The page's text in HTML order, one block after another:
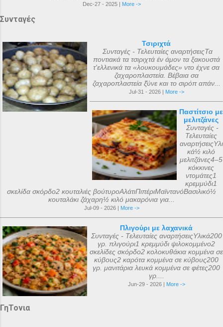
Dec-27 - 2025 | More ->
Συνταγές
Τσιριχτά
Συνταγές - Τελευταίες αναρτήσειςΤα
ποντιακά τα τσιριχτά έν άμον τα ξακουστά
τ'ελλενικά τα «λουκουμάδες» ντο έχνε σα
ζαχαροπλαστεία. Βέβαια σα
ζαχαροπλαστεία ξ̌ύνε και το σιρόπ απάν...
Jul-31 - 2026 | More ->
Παστίτσιο με
μελιτζάνες
Συνταγές -
Τελευταίες
αναρτήσειςΥλι
κά½ κιλό
μελιτζάνες4–5
κόκκινες
ντομάτες1
κρεμμύδι1
σκελίδα σκόρδο2 κουταλιές βούτυροΑλάτιΠιπέριΜαϊντανόΒασιλικό½
κουταλάκι ζάχαρη½ κιλό μακαρόνια για...
Jul-09 - 2026 | More ->
Πλιγούρι με λαχανικά
Συνταγές - Τελευταίες αναρτήσειςΥλικά200
γρ. πλιγούρι1 κρεμμύδι ψιλοκομμένο2
σκελίδες σκόρδο2 κολοκυθάκια κομμένα σε
κύβους2 καρότα κομμένα σε κύβους200
γρ. μανιτάρια λευκά κομμένα σε φέτες200
γρ....
Jun-29 - 2026 | More ->
ΓηΤονια